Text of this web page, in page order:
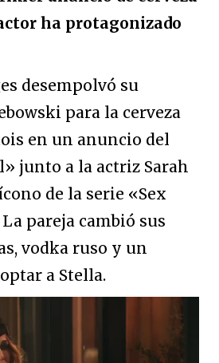
ha protagonizado
desempolvó su
para la cerveza
en un anuncio del
junto a la actriz Sarah
de la serie «Sex
pareja cambió sus
vodka ruso y un
a Stella.